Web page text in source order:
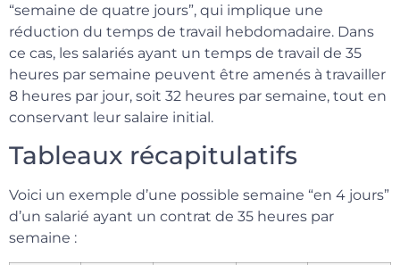
“semaine de quatre jours”, qui implique une
réduction du temps de travail hebdomadaire. Dans
ce cas, les salariés ayant un temps de travail de 35
heures par semaine peuvent être amenés à travailler
8 heures par jour, soit 32 heures par semaine, tout en
conservant leur salaire initial.
Tableaux récapitulatifs
Voici un exemple d’une possible semaine “en 4 jours”
d’un salarié ayant un contrat de 35 heures par
semaine :